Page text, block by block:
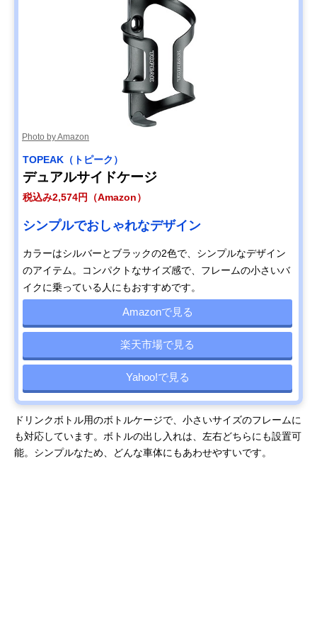
Photo by Amazon
TOPEAK（トピーク）
デュアルサイドケージ
税込み2,574円（Amazon）
シンプルでおしゃれなデザイン
カラーはシルバーとブラックの2色で、シンプルなデザイン
のアイテム。コンパクトなサイズ感で、フレームの小さいバ
イクに乗っている人にもおすすめです。
Amazonで見る
楽天市場で見る
Yahoo!で見る
ドリンクボトル用のボトルケージで、小さいサイズのフレームに
も対応しています。ボトルの出し入れは、左右どちらにも設置可
能。シンプルなため、どんな車体にもあわせやすいです。